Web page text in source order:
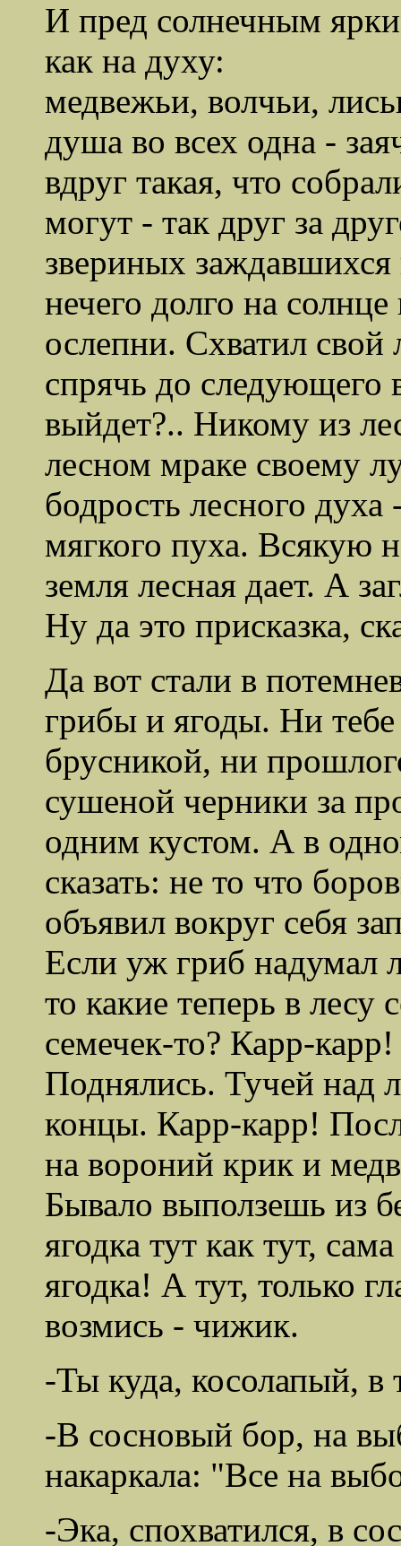
И пред солнечным
как на духу:
медвежьи, волчьи,
душа во всех одна -
вдруг такая, что
могут - так друг за
звериных заждавшихся
нечего долго на
ослепни. Схватил свой
спрячь до следующего
выйдет?.. Никому из
лесном мраке своему
бодрость лесного духа
мягкого пуха. Всякую
земля лесная дает. А
Ну да это присказка,
Да вот стали в
грибы и ягоды. Ни
брусникой, ни
сушеной черники за
одним кустом. А в
сказать: не то что
объявил вокруг себя
Если уж гриб надумал
то какие теперь в лесу
семечек-то? Карр-
Поднялись. Тучей над
концы. Карр-карр!
на вороний крик и
Бывало выползешь из
ягодка тут как тут,
ягодка! А тут, только
возмись - чижик.
-Ты куда, косолапый, в
-В сосновый бор, на
накаркала: "Все на
-Эка, спохватился, в